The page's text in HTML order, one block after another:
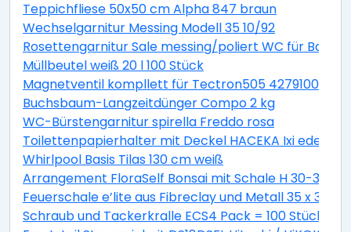
Teppichfliese 50x50 cm Alpha 847 braun
Wechselgarnitur Messing Modell 35 10/92
Rosettengarnitur Sale messing/poliert WC für Bad +
Müllbeutel weiß 20 l 100 Stück
Magnetventil kompllett für Tectron505 42791000
Buchsbaum-Langzeitdünger Compo 2 kg
WC-Bürstengarnitur spirella Freddo rosa
Toilettenpapierhalter mit Deckel HACEKA Ixi
Whirlpool Basis Tilas 130 cm weiß
Arrangement FloraSelf Bonsai mit Schale H 30-38
Feuerschale e’lite aus Fibreclay und Metall 35 x 35 x
Schraub und Tackerkralle ECS4 Pack = 100 Stück